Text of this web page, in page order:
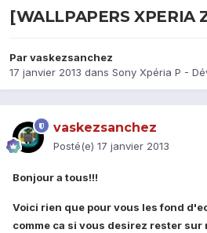
[WALLPAPERS XPERIA
Parvaskezsanchez
17 janvier 2013 dans Sony Xpéria P -
vaskezsanchez
Posté(e) 17 janvier 2013
Bonjour a tous!!!
Voici rien que pour vous les fond
comme ca si vous desirez rester sur